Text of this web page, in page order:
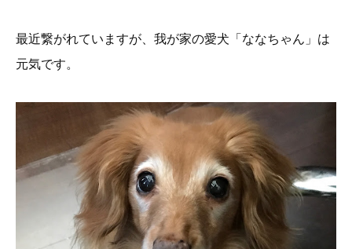
最近繋がれていますが、我が家の愛犬「ななちゃん」は
元気です。